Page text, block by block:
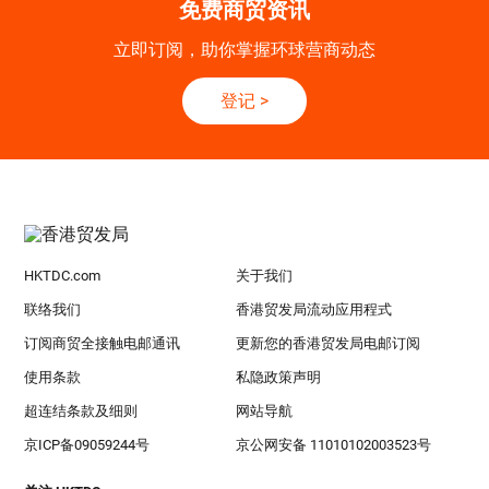
免费商贸资讯
立即订阅，助你掌握环球营商动态
登记 >
HKTDC.com 关于我们
联络我们 香港贸发局流动应用程式
订阅商贸全接触电邮通讯 更新您的香港贸发局电邮订阅
使用条款 私隐政策声明
超连结条款及细则 网站导航
京ICP备09059244号 京公网安备 11010102003523号